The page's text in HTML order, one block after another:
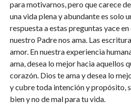
para motivarnos, pero que carece
una vida plena y abundante es solo
respuesta a estas preguntas yace
nuestro Padre nos ama. Las
amor. En nuestra experiencia
ama, desea lo mejor hacia aquellos
corazón. Dios te ama y desea lo
y cubre toda intención y propósito,
bien y no de mal para tu vida.